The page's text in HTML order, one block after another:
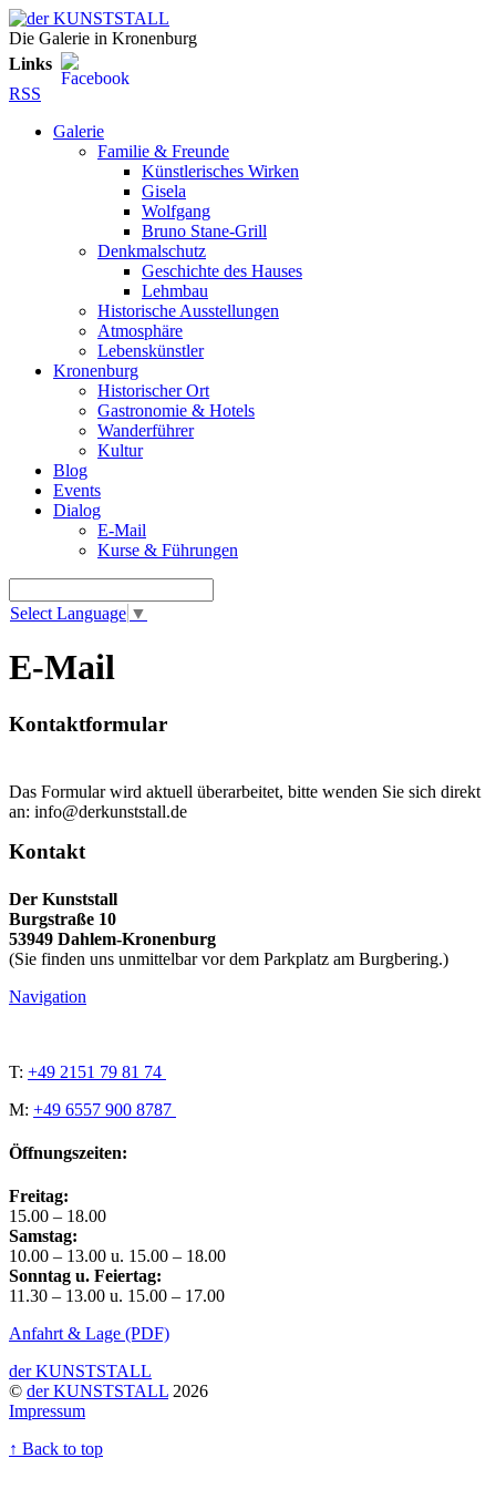
Die Galerie in Kronenburg
Links
RSS
Galerie
Familie & Freunde
Künstlerisches Wirken
Gisela
Wolfgang
Bruno Stane-Grill
Denkmalschutz
Geschichte des Hauses
Lehmbau
Historische Ausstellungen
Atmosphäre
Lebenskünstler
Kronenburg
Historischer Ort
Gastronomie & Hotels
Wanderführer
Kultur
Blog
Events
Dialog
E-Mail
Kurse & Führungen
Select Language ▼
E-Mail
Kontaktformular
Das Formular wird aktuell überarbeitet, bitte wenden Sie sich direkt
an: info@derkunststall.de
Kontakt
Der Kunststall
Burgstraße 10
53949 Dahlem-Kronenburg
(Sie finden uns unmittelbar vor dem Parkplatz am Burgbering.)
Navigation
T: +49 2151 79 81 74
M: +49 6557 900 8787
Öffnungszeiten:
Freitag:
15.00 – 18.00
Samstag:
10.00 – 13.00 u. 15.00 – 18.00
Sonntag u. Feiertag:
11.30 – 13.00 u. 15.00 – 17.00
Anfahrt & Lage (PDF)
der KUNSTSTALL
© der KUNSTSTALL 2026
Impressum
↑ Back to top